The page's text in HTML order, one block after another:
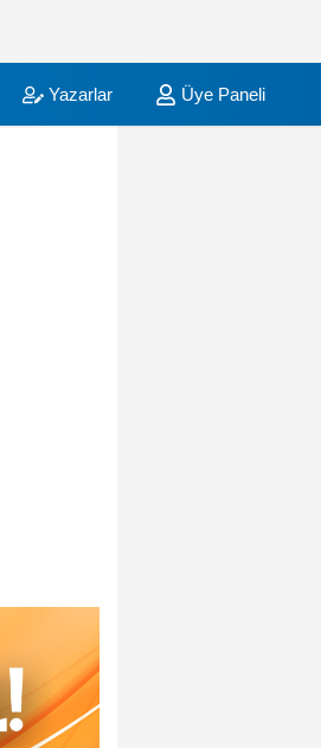
Yazarlar Üye Paneli